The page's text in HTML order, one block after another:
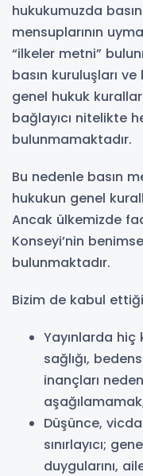
hukukumuzda
mensuplarının
“ilkeler metni”
basın kuruluşları ve
genel hukuk
bağlayıcı nitelikte
bulunmamaktadır.
Bu nedenle basın
hukukun genel
Ancak ülkemizde
Konseyi’nin
bulunmaktadır.
Bizim de kabul
Yayınlarda hiç
sağlığı,
inançları
Düşünce,
sınırlayıcı;
duygularını,